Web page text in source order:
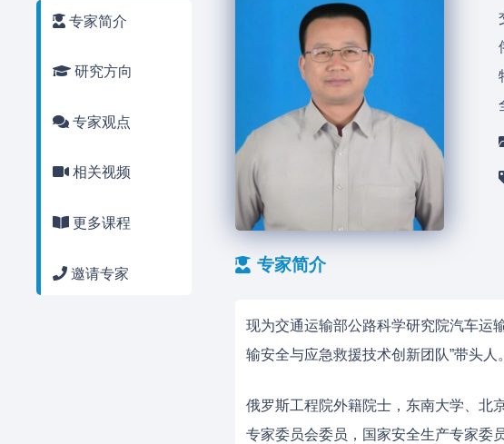
专家简介
研究方向
专家观点
相关视频
更多课程
邀请专家 专家简介
现为交通运输部公路科学研究院汽车运
输安全与应急救援技术创新团队”带头人。
俄罗斯工程院外籍院士，东南大学、北
专家委员会委员，国家安全生产专家委